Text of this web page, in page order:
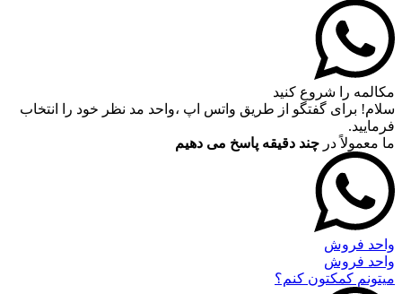
مکالمه را شروع کنید
سلام! برای گفتگو از طریق واتس اپ ،واحد مد نظر خود را انتخاب
فرمایید.
ما معمولاً در چند دقیقه پاسخ می دهیم
واحد فروش
واحد فروش
میتونم کمکتون کنم؟